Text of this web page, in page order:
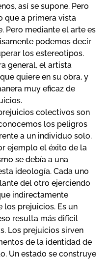
así se supone. Pero
que a primera vista
Pero mediante el arte es
podemos decir
los estereotipos.
general, el artista
quiere en su obra, y
muy eficaz de
colectivos son
los peligros
a un individuo solo.
ejemplo el éxito de la
se debía a una
ideología. Cada uno
del otro ejerciendo
indirectamente
los prejuicios. Es un
resulta más difícil
Los prejuicios sirven
de la identidad de
Un estado se construye